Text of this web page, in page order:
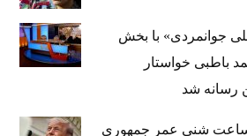
جوانمردی» با بخش
باطبی خواستار
رسانه شد
ساعت شنیِ عمرِ جمهوری